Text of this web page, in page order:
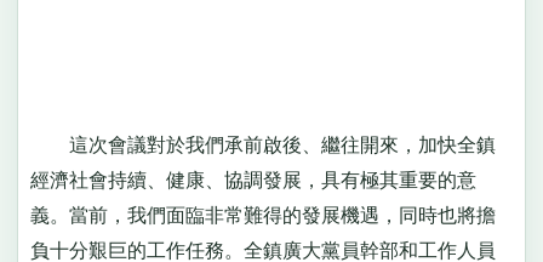
這次會議對於我們承前啟後、繼往開來，加快全鎮
經濟社會持續、健康、協調發展，具有極其重要的意
義。當前，我們面臨非常難得的發展機遇，同時也將擔
負十分艱巨的工作任務。全鎮廣大黨員幹部和工作人員